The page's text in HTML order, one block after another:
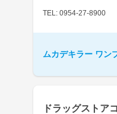
TEL: 0954-27-8900
ムカデキラー ワン
ドラッグストア